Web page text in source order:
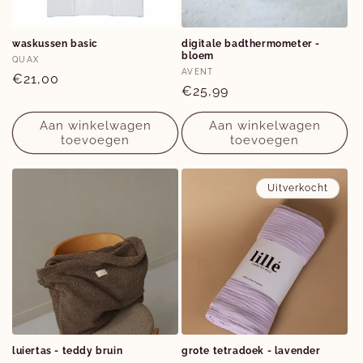
waskussen basic
Verkoper:
QUAX
Normale
€21,00
Aan winkelwagen
toevoegen
digitale badthermometer -
bloem
Verkoper:
AVENT
Normale
prijs
€25,99
Aan winkelwagen
toevoegen
luiertas - teddy bruin
Uitverkocht
grote tetradoek - lavender